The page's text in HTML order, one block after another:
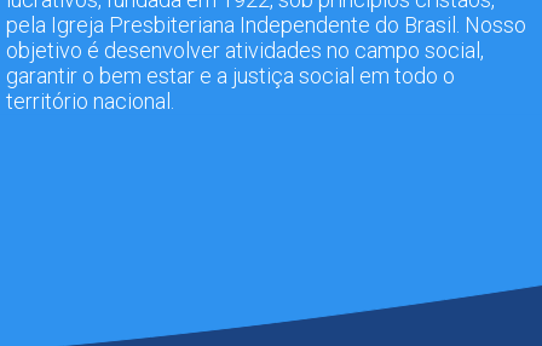
pela Igreja Presbiteriana Independente do Brasil. Nosso
objetivo é desenvolver atividades no campo social,
garantir o bem estar e a justiça social em todo o
território nacional.